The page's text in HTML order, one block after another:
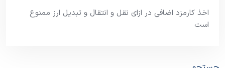
اخذ کارمزد اضافی در ازای نقل و انتقال و تبدیل ارز ممنوع
است